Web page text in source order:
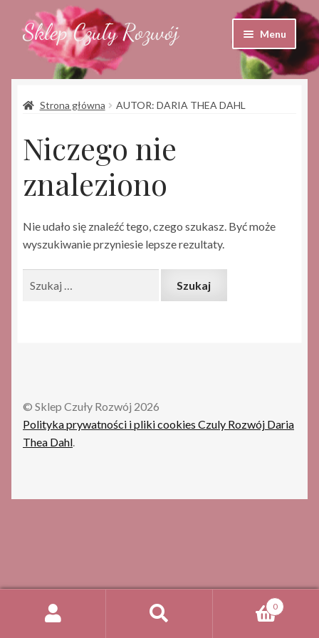
Przejdź
do
nawigacji
Przejdź
do
treści
Sklep Czuły Rozwój Menu
Koszyk
Moje konto
Strona główna AUTOR: DARIA THEA DAHL
Niczego nie
znaleziono
Nie udało się znaleźć tego, czego szukasz. Być może
wyszukiwanie przyniesie lepsze rezultaty.
© Sklep Czuły Rozwój 2026
Polityka prywatności i pliki cookies Czuly Rozwój Daria
Thea Dahl.
0